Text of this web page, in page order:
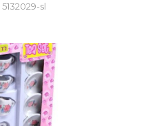
5132029-sl